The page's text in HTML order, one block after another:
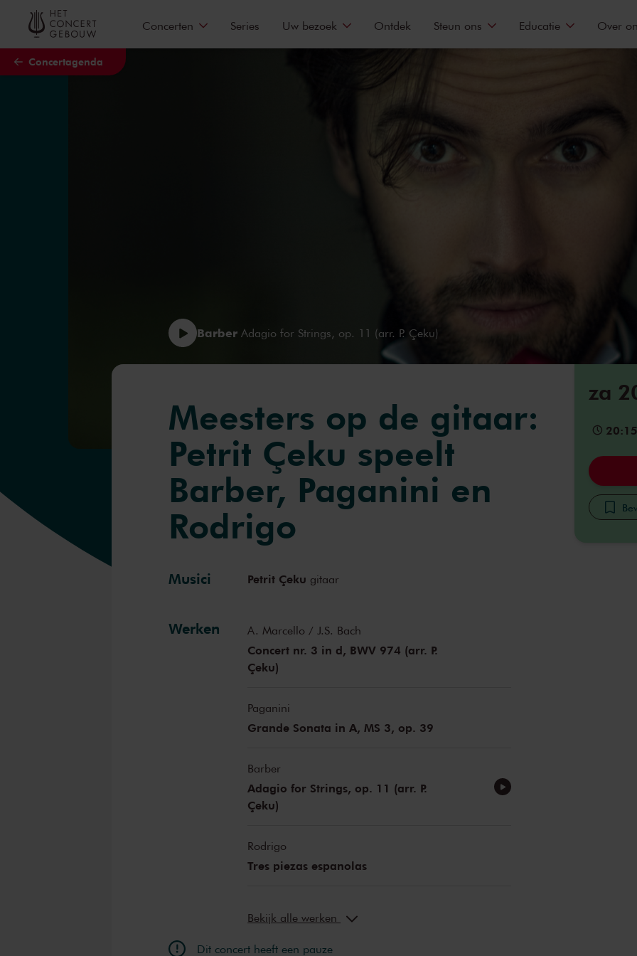
Naar hoofdcontent
Concertagenda
Concerten Series Uw bezoek Ontdek Steun ons Educatie Over
za
20:15
Barber Adagio for Strings, op. 11 (arr. P. Çeku)
Meesters op de gitaar:
Petrit Çeku speelt
Barber, Paganini en
Rodrigo
Musici Petrit Çeku gitaar
Werken A. Marcello / J.S. Bach
Concert nr. 3 in d, BWV 974 (arr. P.
Çeku)
Paganini
Grande Sonata in A, MS 3, op. 39
Barber
Adagio for Strings, op. 11 (arr. P.
Çeku)
Rodrigo
Tres piezas espanolas
Bekijk alle werken
Dit concert heeft een pauze